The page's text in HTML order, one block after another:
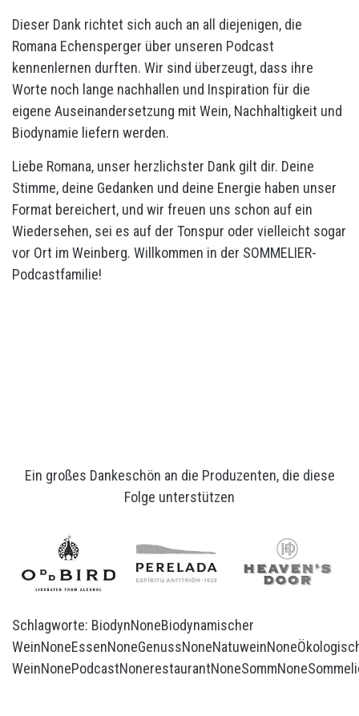
Dieser Dank richtet sich auch an all diejenigen, die
Romana Echensperger über unseren Podcast
kennenlernen durften. Wir sind überzeugt, dass ihre
Worte noch lange nachhallen und Inspiration für die
eigene Auseinandersetzung mit Wein, Nachhaltigkeit und
Biodynamie liefern werden.
Liebe Romana, unser herzlichster Dank gilt dir. Deine
Stimme, deine Gedanken und deine Energie haben unser
Format bereichert, und wir freuen uns schon auf ein
Wiedersehen, sei es auf der Tonspur oder vielleicht sogar
vor Ort im Weinberg. Willkommen in der SOMMELIER-
Podcastfamilie!
Ein großes Dankeschön an die Produzenten, die diese
Folge unterstützen
Schlagworte: BiodynNoneBiodynamischer
WeinNoneEssenNoneGenussNoneNatuweinNone
WeinNonePodcastNonerestaurantNoneSommNone